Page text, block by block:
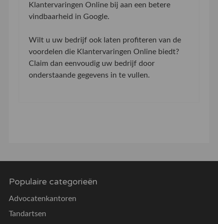
Klantervaringen Online bij aan een betere
vindbaarheid in Google.
Wilt u uw bedrijf ook laten profiteren van de
voordelen die Klantervaringen Online biedt?
Claim dan eenvoudig uw bedrijf door
onderstaande gegevens in te vullen.
Populaire categorieën
Advocatenkantoren
Tandartsen